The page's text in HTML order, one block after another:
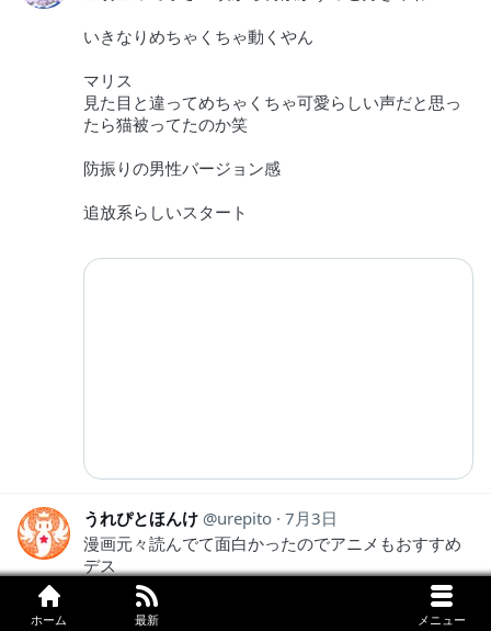
ホーム 最新 メニュー
いきなりめちゃくちゃ動くやん
マリス
見た目と違ってめちゃくちゃ可愛らしい声だと思っ
たら猫被ってたのか笑
防振りの男性バージョン感
追放系らしいスタート
うれぴとほんけ urepito 7月3日
漫画元々読んでて面白かったのでアニメもおすすめ
デス
元々の絵が独特なのとGoHandsさん制作なのも相ま
って絵作りがかなり独特デスでもルーチェが可愛か